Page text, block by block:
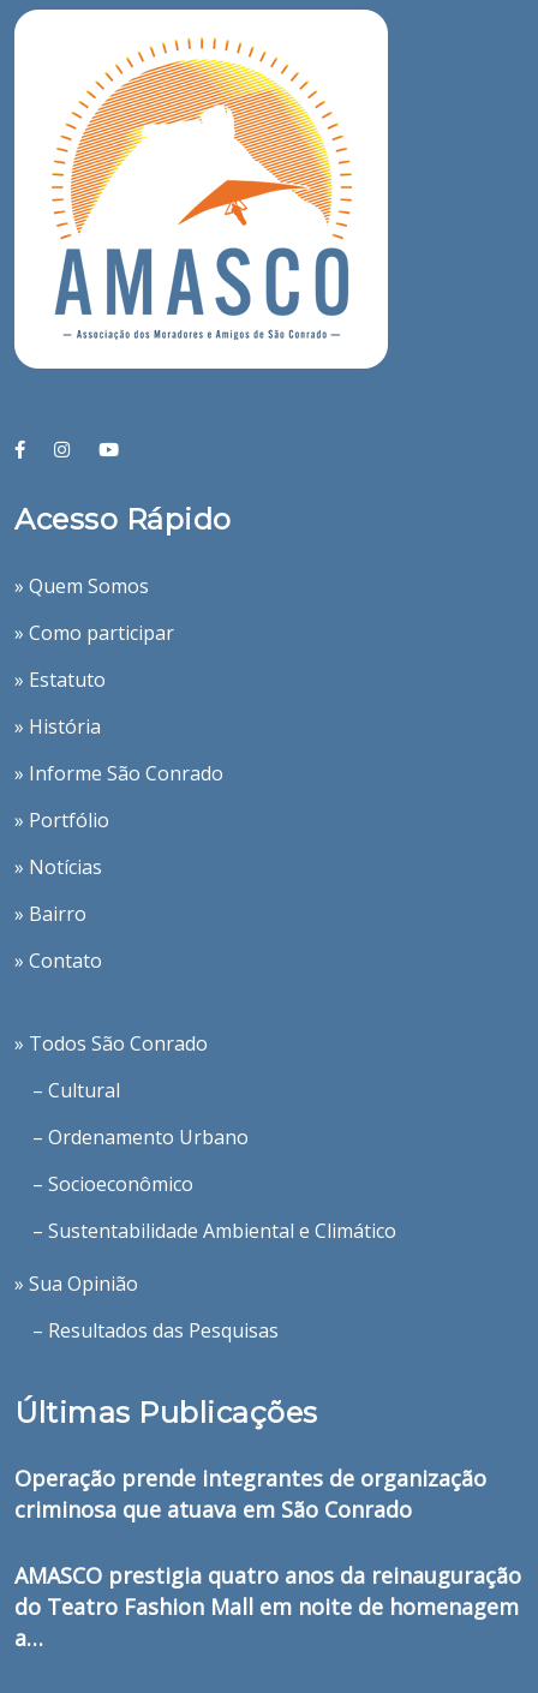
Acesso Rápido
» Quem Somos
» Como participar
» Estatuto
» História
» Informe São Conrado
» Portfólio
» Notícias
» Bairro
» Contato
» Todos São Conrado
– Cultural
– Ordenamento Urbano
– Socioeconômico
– Sustentabilidade Ambiental e Climático
» Sua Opinião
– Resultados das Pesquisas
Últimas Publicações
Operação prende integrantes de organização
criminosa que atuava em São Conrado
AMASCO prestigia quatro anos da reinauguração
do Teatro Fashion Mall em noite de homenagem
a…